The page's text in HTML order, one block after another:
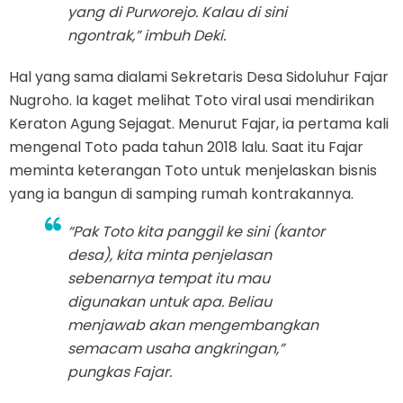
yang di Purworejo. Kalau di sini
ngontrak,” imbuh Deki.
Hal yang sama dialami Sekretaris Desa Sidoluhur Fajar
Nugroho. Ia kaget melihat Toto viral usai mendirikan
Keraton Agung Sejagat. Menurut Fajar, ia pertama kali
mengenal Toto pada tahun 2018 lalu. Saat itu Fajar
meminta keterangan Toto untuk menjelaskan bisnis
yang ia bangun di samping rumah kontrakannya.
“Pak Toto kita panggil ke sini (kantor
desa), kita minta penjelasan
sebenarnya tempat itu mau
digunakan untuk apa. Beliau
menjawab akan mengembangkan
semacam usaha angkringan,”
pungkas Fajar.